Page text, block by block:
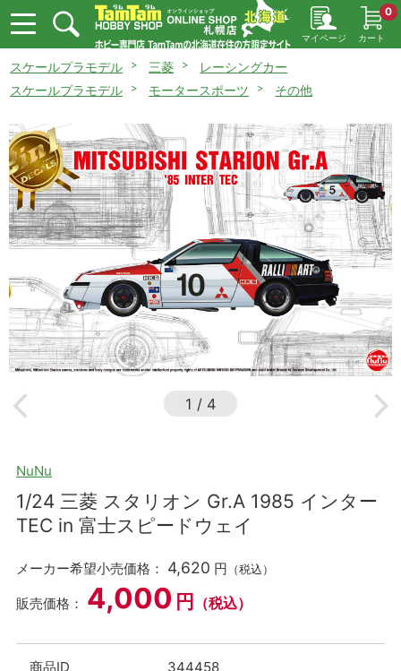
マイページ カート
0
スケールプラモデル 三菱
レーシングカー
スケールプラモデル
モータースポーツ その他
1 / 4
NuNu
1/24 三菱 スタリオン Gr.A 1985 インター
TEC in 富士スピードウェイ
メーカー希望小売価格： 4,620 円 （税込）
販売価格： 4,000 円 （税込）
商品ID 344458